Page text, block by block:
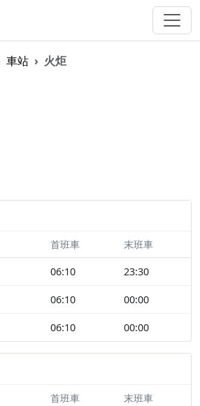
車站 火炬
首班車 末班車
06:10 23:30
06:10 00:00
06:10 00:00
首班車 末班車